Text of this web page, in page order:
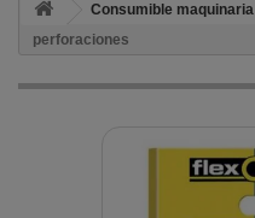
Consumible maquinaria
perforaciones